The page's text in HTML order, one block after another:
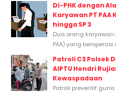
Di-PHK dengan
Karyawan PT PAA
hingga SP 3
Dua orang karyawan
PAA) yang beroperasi
Patroli C3 Polsek
AIPTU Hendri
Kewaspadaan
Patroli preventif